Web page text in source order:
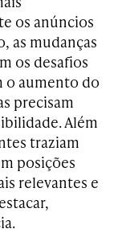
os anúncios
as mudanças
os desafios
o aumento do
precisam
Além
traziam
posições
relevantes e